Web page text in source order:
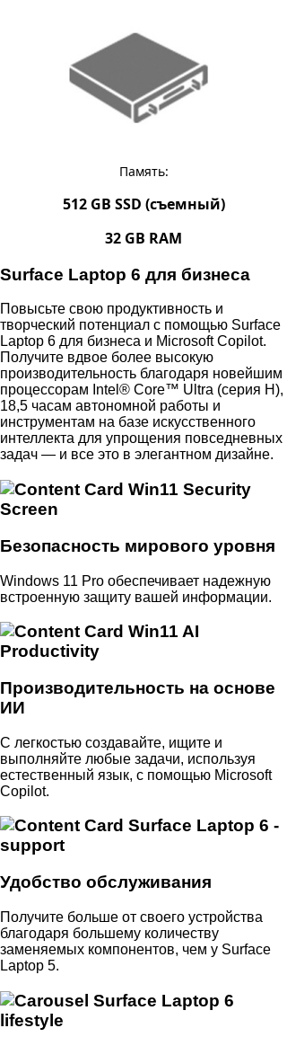
Память:
512 GB SSD (съемный)
32 GB RAM
Surface Laptop 6 для бизнеса
Повысьте свою продуктивность и
творческий потенциал с помощью Surface
Laptop 6 для бизнеса и Microsoft Copilot.
Получите вдвое более высокую
производительность благодаря новейшим
процессорам Intel® Core™ Ultra (серия H),
18,5 часам автономной работы и
инструментам на базе искусственного
интеллекта для упрощения повседневных
задач — и все это в элегантном дизайне.
Безопасность мирового уровня
Windows 11 Pro обеспечивает надежную
встроенную защиту вашей информации.
Производительность на основе
ИИ
С легкостью создавайте, ищите и
выполняйте любые задачи, используя
естественный язык, с помощью Microsoft
Copilot.
Удобство обслуживания
Получите больше от своего устройства
благодаря большему количеству
заменяемых компонентов, чем у Surface
Laptop 5.